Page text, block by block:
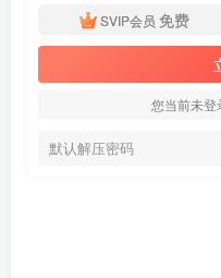
SVIP会员 免费
您当前未登
默认解压密码